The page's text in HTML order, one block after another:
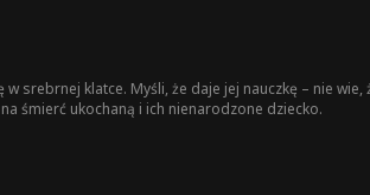
srebrnej klatce. Myśli, że daje jej nauczkę – nie wie,
śmierć ukochaną i ich nienarodzone dziecko.